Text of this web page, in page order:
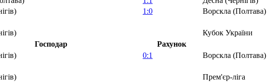
1:0 Ворскла (Полтава)
Кубок України
Господар Рахунок
0:1 Ворскла (Полтава)
Прем'єр-ліга